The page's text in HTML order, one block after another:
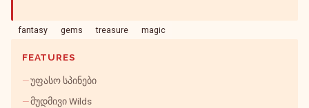
fantasy gems treasure magic
FEATURES
უფასო სპინები
მუდმივი Wilds